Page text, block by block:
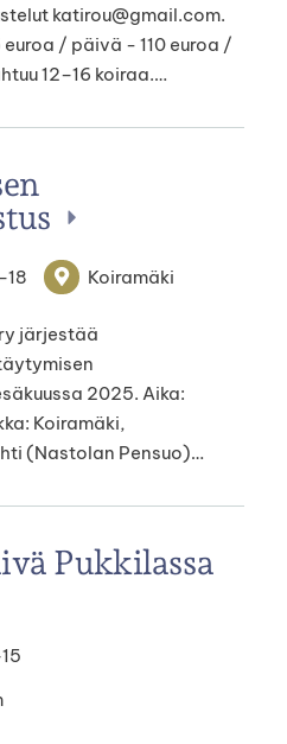
katirou@gmail.com.
/ päivä - 110 euroa /
12–16 koiraa.…
18 Koiramäki
järjestää
2025. Aika:
Koiramäki,
(Nastolan Pensuo)…
Pukkilassa
15